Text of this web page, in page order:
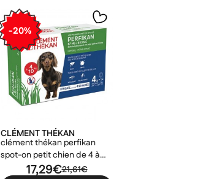
-20%
CLÉMENT THÉKAN
clément thékan perfikan
spot-on petit chien de 4 à
21,61€
17,29€